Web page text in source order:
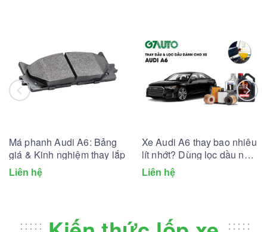
Má phanh Audi A6: Bảng
giá & Kinh nghiệm thay lắp
Liên hệ
Xe Audi A6 thay bao nhiêu
lít nhớt? Dùng lọc dầu nhớt
nào?
Liên hệ